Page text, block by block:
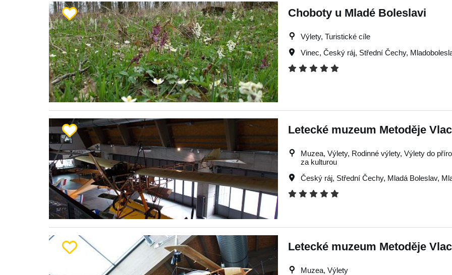
Choboty u Mladé Boleslavi
Výlety, Turistické cíle
Vinec, Český ráj, Střední Čechy,
Letecké muzeum Metoděje
Muzea, Výlety, Rodinné výlety, Výlety do
za kulturou
Český ráj, Střední Čechy, Mladá Boleslav,
Letecké muzeum Metoděje
Muzea, Výlety